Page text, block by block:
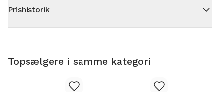
Prishistorik
Topsælgere i samme kategori